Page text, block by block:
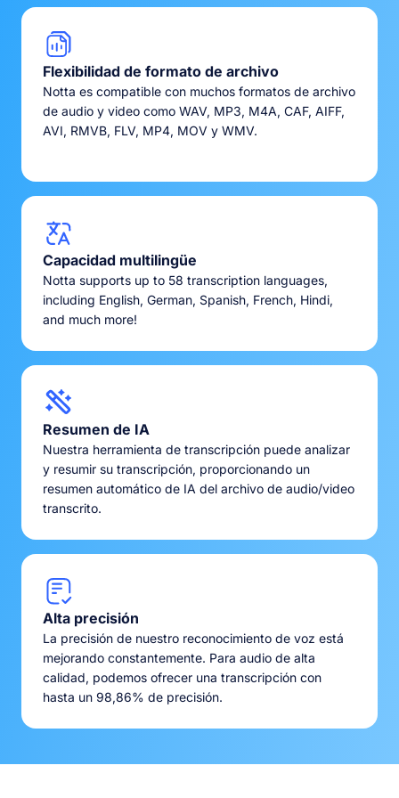
Flexibilidad de formato de archivo
Notta es compatible con muchos formatos de archivo
de audio y video como WAV, MP3, M4A, CAF, AIFF,
AVI, RMVB, FLV, MP4, MOV y WMV.
Capacidad multilingüe
Notta supports up to 58 transcription languages,
including English, German, Spanish, French, Hindi,
and much more!
Resumen de IA
Nuestra herramienta de transcripción puede analizar
y resumir su transcripción, proporcionando un
resumen automático de IA del archivo de audio/video
transcrito.
Alta precisión
La precisión de nuestro reconocimiento de voz está
mejorando constantemente. Para audio de alta
calidad, podemos ofrecer una transcripción con
hasta un 98,86% de precisión.